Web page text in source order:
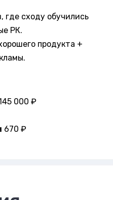
где сходу обучились
РК.
продукта +
000 ₽
670 ₽